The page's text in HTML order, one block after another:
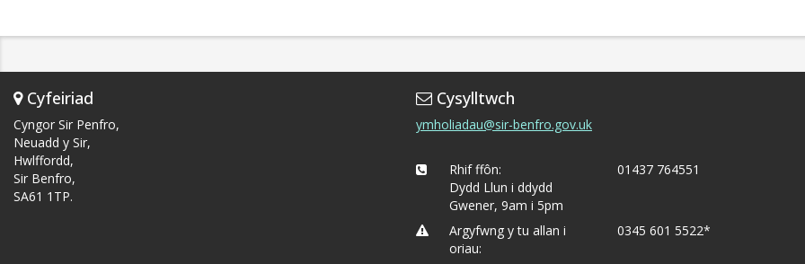
Cyfeiriad
Cyngor Sir Penfro,
Neuadd y Sir,
Hwlffordd,
Sir Benfro,
SA61 1TP.
Cysylltwch
ymholiadau@sir-benfro.gov.uk
Rhif ffôn:
Dydd Llun i ddydd
Gwener, 9am i 5pm
01437 764551
Argyfwng y tu allan i
oriau:
0345 601 5522*